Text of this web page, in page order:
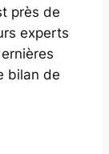
près de
experts
bilan de